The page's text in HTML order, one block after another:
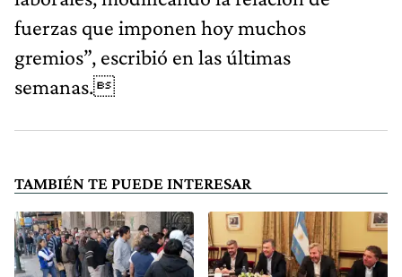
fuerzas que imponen hoy muchos
gremios”, escribió en las últimas
semanas.
TAMBIÉN TE PUEDE INTERESAR